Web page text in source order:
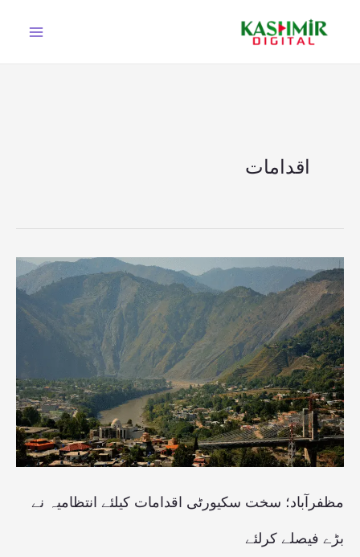
اقدامات
مظفرآباد؛ سخت سکیورٹی اقدامات کیلئے انتظامیہ نے
بڑے فیصلے کرلئے
مظفرآباد؛
سخت
سکیورٹی
اقدامات
کیلئے
انتظامیہ
نے
بڑے
فیصلے